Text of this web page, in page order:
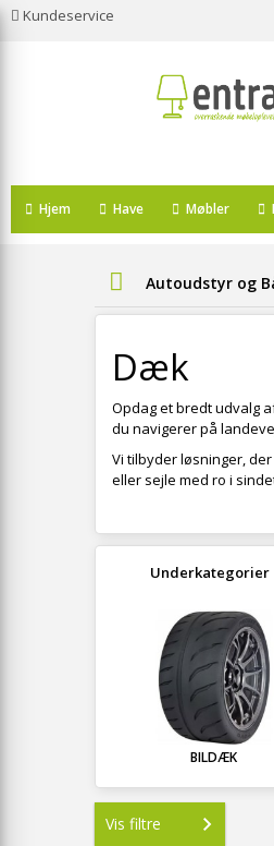
Kundeservice
Hjem Have Møbler
Autoudstyr og
Dæk
Opdag et bredt udvalg
du navigerer på
Vi tilbyder løsninger,
eller sejle med ro i
Underkategorier
BILDÆK
Vis filtre